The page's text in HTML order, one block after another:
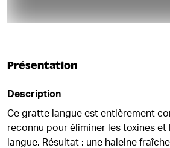
Présentation
Description
Ce gratte langue est entièrement
reconnu pour éliminer les toxines et
langue. Résultat : une haleine